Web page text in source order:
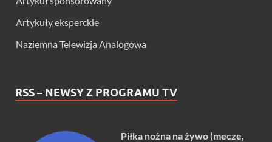
Artykuły eksperckie
Naziemna Telewizja Analogowa
RSS – NEWSY Z PROGRAMU TV
Piłka nożna na żywo (mecze,